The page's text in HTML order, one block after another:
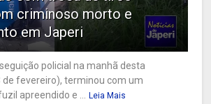
criminoso morto e
em Japeri
policial na manhã desta
fevereiro), terminou com um
apreendido e ...
Leia Mais